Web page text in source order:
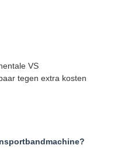
VS
tegen extra kosten